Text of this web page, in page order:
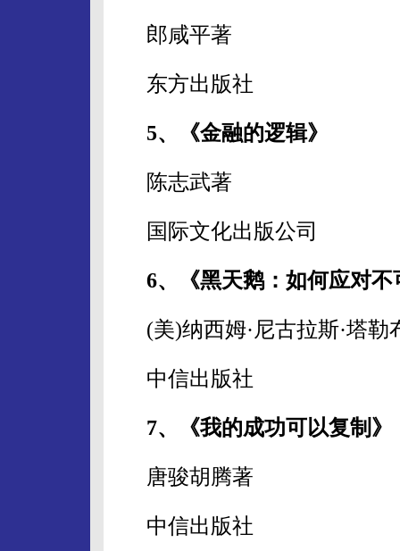
郎咸平著
东方出版社
5、《金融的逻辑》
陈志武著
国际文化出版公司
6、《黑天鹅：如何应对
(美)纳西姆·尼古拉斯·塔勒
中信出版社
7、《我的成功可以复制》
唐骏胡腾著
中信出版社